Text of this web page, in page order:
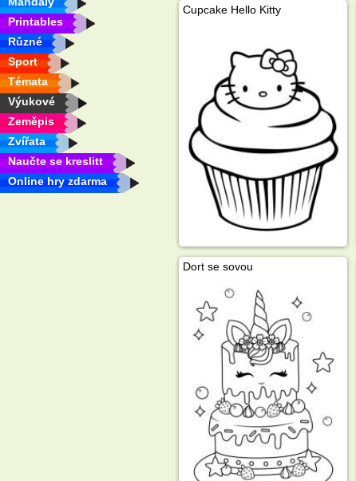
Printables
Různé
Sport
Témata
Výukové
Zeměpis
Zvířata
Naučte se kreslitt
Online hry zdarma
Cupcake Hello Kitty
Dort se sovou